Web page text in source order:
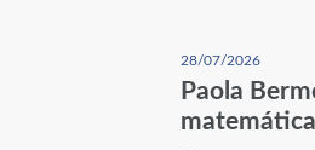
28/07/2026
Paola